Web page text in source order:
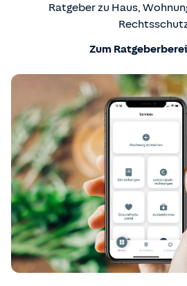
Ratgeber zu Haus,
Zum